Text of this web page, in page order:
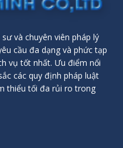
và chuyên viên pháp lý
cầu đa dạng và phức tạp
vụ tốt nhất. Ưu điểm nổi
các quy định pháp luật
thiểu tối đa rủi ro trong